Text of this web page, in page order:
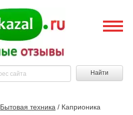
Найти
Бытовая техника / Каприоника